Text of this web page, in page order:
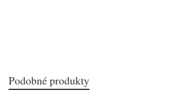
Podobné produkty